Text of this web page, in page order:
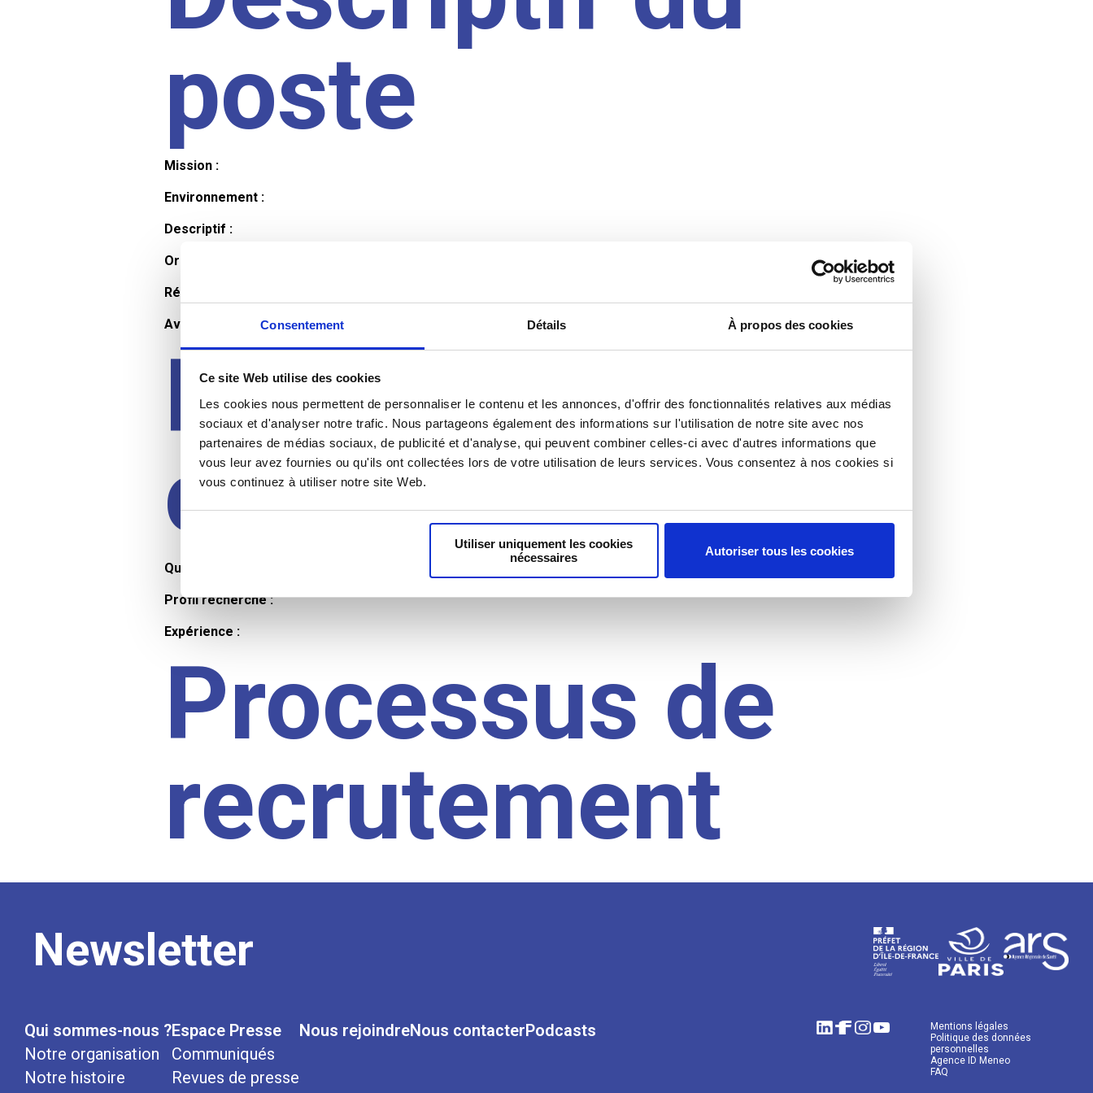
Consentement Détails À propos des cookies
Ce site Web utilise des cookies
Les cookies nous permettent de personnaliser le contenu et les annonces, d'offrir des fonctionnalités relatives aux médias
sociaux et d'analyser notre trafic. Nous partageons également des informations sur l'utilisation de notre site avec nos
partenaires de médias sociaux, de publicité et d'analyse, qui peuvent combiner celles-ci avec d'autres informations que
vous leur avez fournies ou qu'ils ont collectées lors de votre utilisation de leurs services. Vous consentez à nos cookies si
vous continuez à utiliser notre site Web.
Utiliser uniquement les cookies
nécessaires
Autoriser tous les cookies
poste
Mission :
Environnement :
Descriptif :
Organisation et horaires :
Rémunération :
Avantages :
Profil du
candidat
Qualifications et diplômes :
Profil recherché :
Expérience :
Processus de
recrutement
Newsletter
Qui sommes-nous ?
Notre organisation
Notre histoire
Espace Presse
Communiqués
Revues de presse
Nous rejoindreNous contacterPodcasts
Mentions légales
Politique des données
personnelles
Agence ID Meneo
FAQ